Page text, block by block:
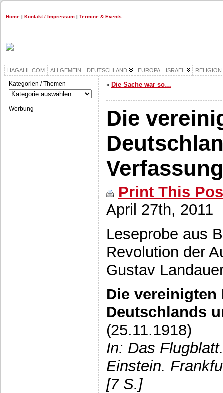
Home | Kontakt / Impressum | Termine & Events
HAGALIL.COM ALLGEMEIN DEUTSCHLAND EUROPA ISRAEL RELIGION
Kategorien / Themen
Kategorien
/
Themen
Werbung
« Die Sache war so…
Die
Verfassung
Print This
April 27th, 2011
Leseprobe aus
Revolution der
Gustav
Die vereinigten
Deutschlands
(25.11.1918)
In: Das
Einstein.
[7 S.]